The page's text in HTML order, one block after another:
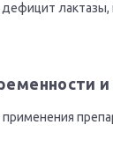
лактазы,